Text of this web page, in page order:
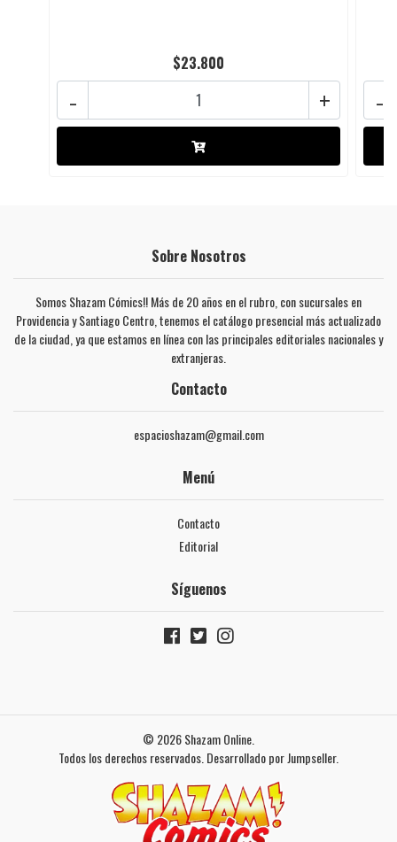
$23.800
+
- -
Sobre Nosotros
Somos Shazam Cómics!! Más de 20 años en el rubro, con sucursales en
Providencia y Santiago Centro, tenemos el catálogo presencial más actualizado
de la ciudad, ya que estamos en línea con las principales editoriales nacionales y
extranjeras.
Contacto
espacioshazam@gmail.com
Menú
Contacto
Editorial
Síguenos
© 2026 Shazam Online.
Todos los derechos reservados. Desarrollado por Jumpseller.